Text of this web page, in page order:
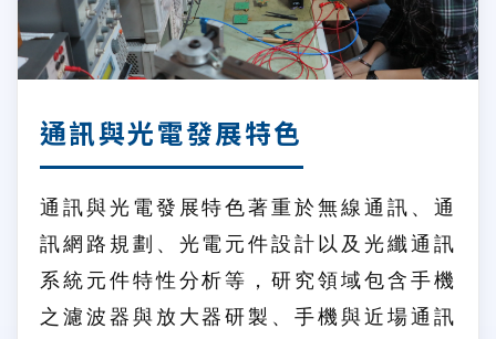
通訊與光電發展特色
通訊與光電發展特色著重於無線通訊、通
訊網路規劃、光電元件設計以及光纖通訊
系統元件特性分析等，研究領域包含手機
之濾波器與放大器研製、手機與近場通訊